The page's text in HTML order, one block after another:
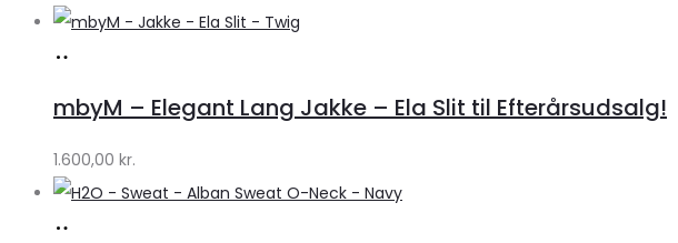
Lykke
by
Lykke
mbyM – Elegant Lang Jakke – Ela Slit til Efterårsudsalg!
1.600,00 kr.